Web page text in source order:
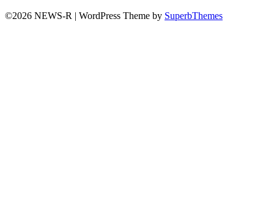
©2026 NEWS-R | WordPress Theme by SuperbThemes